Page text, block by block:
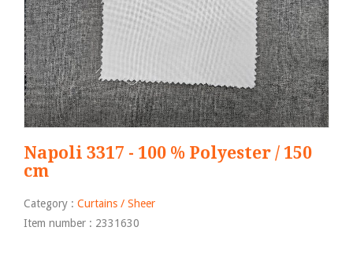
Napoli 3317 - 100 % Polyester / 150
cm
Category : Curtains / Sheer
Item number : 2331630